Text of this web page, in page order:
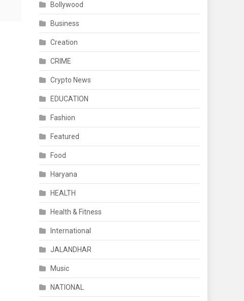
Bollywood
Business
Creation
CRIME
Crypto News
EDUCATION
Fashion
Featured
Food
Haryana
HEALTH
Health & Fitness
International
JALANDHAR
Music
NATIONAL